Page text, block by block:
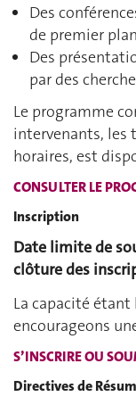
Des
de premier
Des
par des
Le programme
intervenants, les
horaires, est
CONSULTER LE
Inscription
Date limite de
clôture des
La capacité
encourageons
S’INSCRIRE OU
Directives de